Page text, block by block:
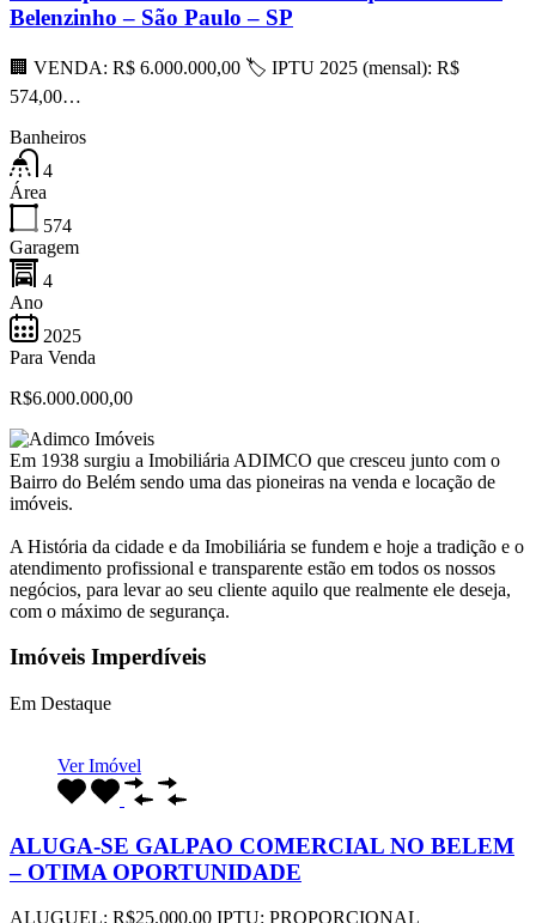
Belenzinho – São Paulo – SP
🏢 VENDA: R$ 6.000.000,00 🏷 IPTU 2025 (mensal): R$
574,00…
Banheiros
4
Área
574
Garagem
4
Ano
2025
Para Venda
R$6.000.000,00
Em 1938 surgiu a Imobiliária ADIMCO que cresceu junto com o
Bairro do Belém sendo uma das pioneiras na venda e locação de
imóveis.
A História da cidade e da Imobiliária se fundem e hoje a tradição e o
atendimento profissional e transparente estão em todos os nossos
negócios, para levar ao seu cliente aquilo que realmente ele deseja,
com o máximo de segurança.
Imóveis Imperdíveis
Em Destaque
Ver Imóvel
ALUGA-SE GALPAO COMERCIAL NO BELEM
– OTIMA OPORTUNIDADE
ALUGUEL: R$25.000,00 IPTU: PROPORCIONAL